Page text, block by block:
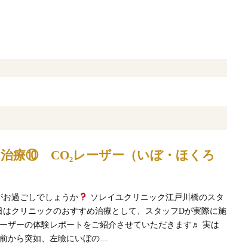
療⑩ CO₂レーザー（いぼ・ほくろ
お過ごしでしょうか
ソレイユクリニック江戸川橋のスタ
はクリニックのおすすめ治療として、スタッフDが実際に施
ザーの体験レポートをご紹介させていただきます♬ 実は
から突如、左瞼にいぼの…